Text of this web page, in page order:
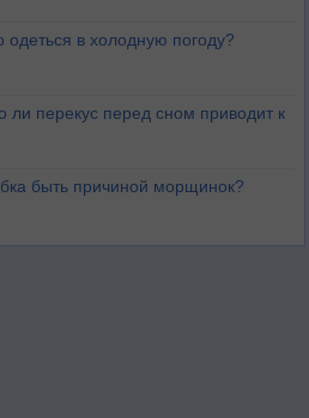
одеться в холодную погоду?
ли перекус перед сном приводит к
быть причиной морщинок?